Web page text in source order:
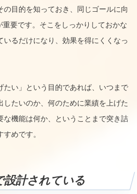
の目的を知っておき、同じゴールに向
要です。そこをしっかりしておかな
いるだけになり、効果を得にくくなっ
たい」という目的であれば、いつまで
したいのか、何のために業績を上げた
な機能は何か、ということまで突き詰
めです。
設計されている